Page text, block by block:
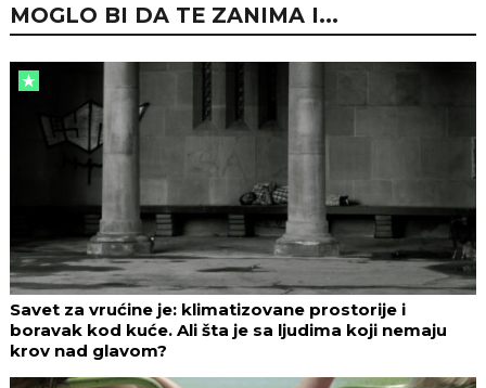
MOGLO BI DA TE ZANIMA I...
Savet za vrućine je: klimatizovane prostorije i
boravak kod kuće. Ali šta je sa ljudima koji nemaju
krov nad glavom?